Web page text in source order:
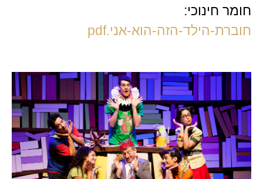
חומר חינוכי:
חוברת-הילד-הזה-הוא-אני.pdf